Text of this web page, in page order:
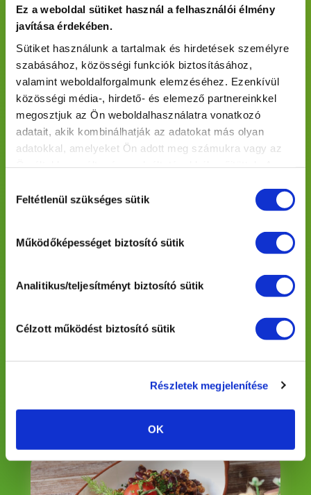
Ez a weboldal sütiket használ a felhasználói élmény
javítása érdekében.
Sütiket használunk a tartalmak és hirdetések személyre
szabásához, közösségi funkciók biztosításához,
valamint weboldalforgalmunk elemzéséhez. Ezenkívül
közösségi média-, hirdető- és elemező partnereinkkel
megosztjuk az Ön weboldalhasználatra vonatkozó
adatait, akik kombinálhatják az adatokat más olyan
adatokkal, amelyeket Ön adott meg számukra vagy az
sütik használatához, amelyről további információkat
kiválasztása
Feltétlenül szükséges sütik
Működőképességet biztosító sütik
Analitikus/teljesítményt biztosító sütik
Célzott működést biztosító sütik
Részletek megjelenítése
OK
Lecsó
Megnézem